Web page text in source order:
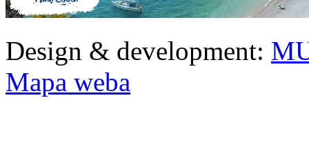
Design & development:
Mapa weba